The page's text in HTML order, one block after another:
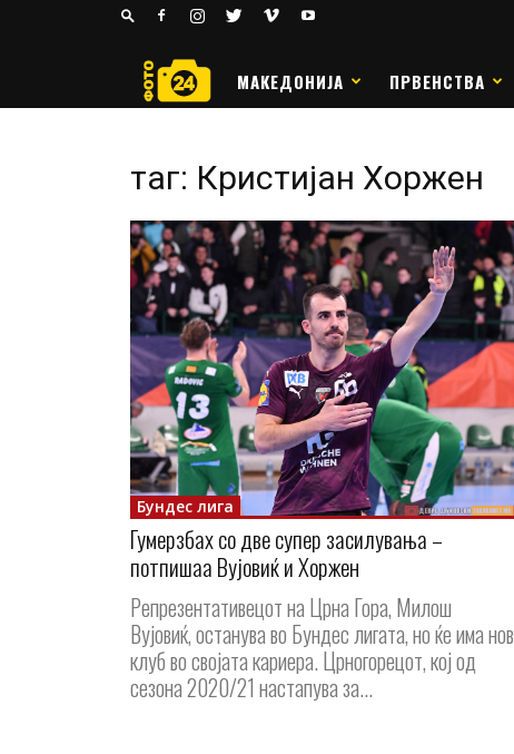
РАКОМЕТ
МАКЕДОНИЈА ПРВЕНСТВА
таг: Кристијан Хоржен
Бундес лига
Гумерзбах со две супер засилувања –
потпишаа Вујовиќ и Хоржен
Репрезентативецот на Црна Гора, Милош
Вујовиќ, останува во Бундес лигата, но ќе има нов
клуб во својата кариера. Црногорецот, кој од
сезона 2020/21 настапува за...